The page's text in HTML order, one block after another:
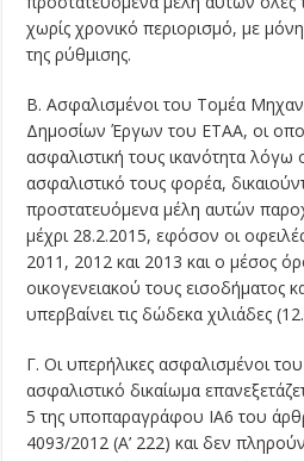
χωρίς χρονικό περιορισμό, με
της ρύθμισης.
Β. Ασφαλισμένοι του Τομέα
Δημοσίων Έργων του ΕΤΑΑ, οι
ασφαλιστική τους ικανότητα
ασφαλιστικό τους φορέα,
προστατευόμενα μέλη αυτών
μέχρι 28.2.2015, εφόσον οι
2011, 2012 και 2013 και ο μέσος
οικογενειακού τους εισοδήματος
υπερβαίνει τις δώδεκα χιλιάδες
Γ. Οι υπερήλικες ασφαλισμένοι
ασφαλιστικό δικαίωμα
5 της υποπαραγράφου ΙΑ6 του
4093/2012 (Α’ 222) και δεν